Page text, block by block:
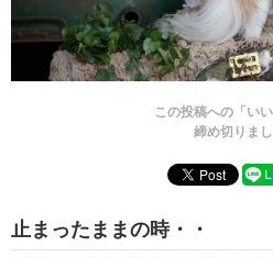
この投稿への「い
締め切りまし
止まったままの時・・